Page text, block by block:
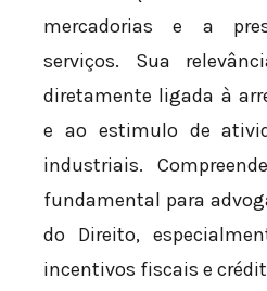
mercadorias e a
serviços. Sua
diretamente ligada à
e ao estimulo de
industriais.
fundamental para
do Direito,
incentivos fiscais e